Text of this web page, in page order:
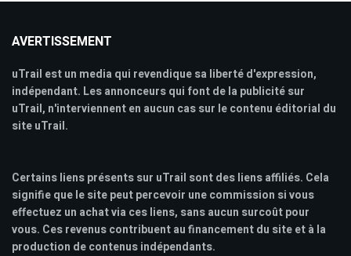
AVERTISSEMENT
uTrail est un media qui revendique sa liberté d'expression,
indépendant. Les annonceurs qui font de la publicité sur
uTrail, n'interviennent en aucun cas sur le contenu éditorial du
site uTrail.
Certains liens présents sur uTrail sont des liens affiliés. Cela
signifie que le site peut percevoir une commission si vous
effectuez un achat via ces liens, sans aucun surcoût pour
vous. Ces revenus contribuent au financement du site et à la
production de contenus indépendants.